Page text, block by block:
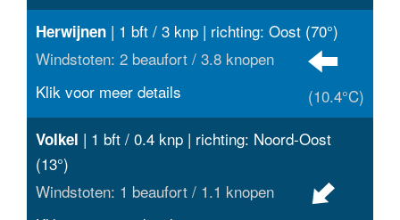
Herwijnen | 1 bft / 3 knp | richting: Oost (70°)
Windstoten: 2 beaufort / 3.8 knopen
(10.4°C)
Klik voor meer details
Volkel | 1 bft / 0.4 knp | richting: Noord-Oost
(13°)
Windstoten: 1 beaufort / 1.1 knopen